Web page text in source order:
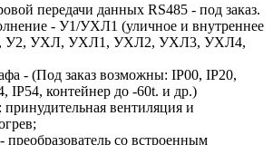
передачи данных RS485 - под заказ.
- У1/УХЛ1 (уличное и внутреннее
У2, УХЛ, УХЛ1, УХЛ2, УХЛ3, УХЛ4,
- (Под заказ возможны: IP00, IP20,
IP54, контейнер до -60t. и др.)
вентиляция и
со встроенным